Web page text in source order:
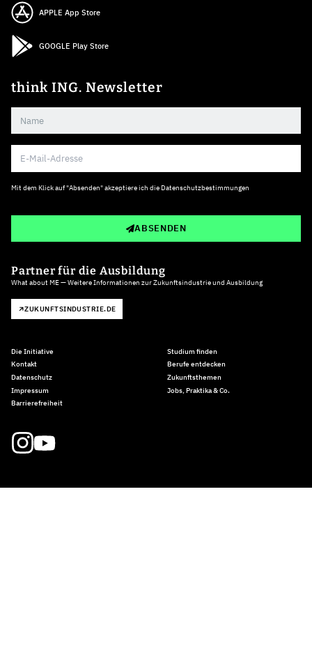
APPLE App Store
GOOGLE Play Store
think ING. Newsletter
Mit dem Klick auf "Absenden" akzeptiere ich die Datenschutzbestimmungen
ABSENDEN
Partner für die Ausbildung
What about ME — Weitere Informationen zur Zukunftsindustrie und Ausbildung
ZUKUNFTSINDUSTRIE.DE
Die Initiative
Kontakt
Datenschutz
Impressum
Barrierefreiheit
Studium finden
Berufe entdecken
Zukunftsthemen
Jobs, Praktika & Co.